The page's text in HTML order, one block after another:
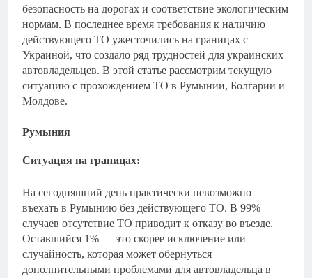
безопасность на дорогах и соответствие экологическим
нормам. В последнее время требования к наличию
действующего ТО ужесточились на границах с
Украиной, что создало ряд трудностей для украинских
автовладельцев. В этой статье рассмотрим текущую
ситуацию с прохождением ТО в Румынии, Болгарии и
Молдове.
Румыния
Ситуация на границах:
На сегодняшний день практически невозможно
въехать в Румынию без действующего ТО. В 99%
случаев отсутствие ТО приводит к отказу во въезде.
Оставшийся 1% — это скорее исключение или
случайность, которая может обернуться
дополнительными проблемами для автовладельца в